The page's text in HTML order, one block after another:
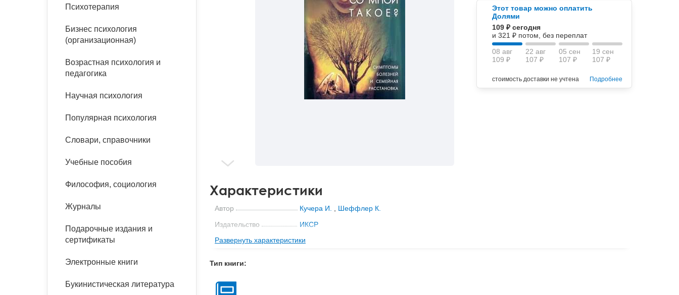
панические атаки
Психодрама
Сказкотерапия
психотерапии
Классический, эриксоновский
эргономика
Социальная психология
Психология развития
организационная психология
психоанализ
Этот товар можно оплатить
Долями
109 ₽ сегодня
и 321 ₽ потом, без переплат
08 авг
109 ₽
22 авг
107 ₽
05 сен
107 ₽
19 сен
107 ₽
стоимость доставки не учтена Подробнее
Характеристики
Автор Кучера И.
Шеффлер К.
Издательство
ИКСР
Вес
0.12 кг
Год
Развернуть характеристики
Тип книги:
Психотерапия
Бизнес психология
(организационная)
Возрастная психология и
педагогика
Научная психология
Популярная психология
Словари, справочники
Учебные пособия
Философия, социология
Журналы
Подарочные издания и
сертификаты
Электронные книги
Букинистическая литература